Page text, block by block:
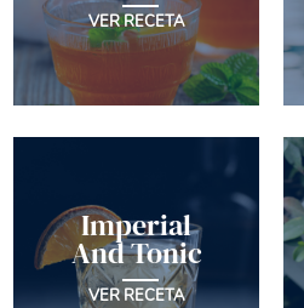
VER RECETA
Imperial
And Tonic
VER RECETA